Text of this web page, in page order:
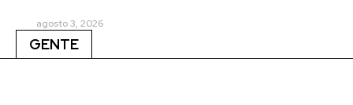
agosto 3, 2026
GENTE